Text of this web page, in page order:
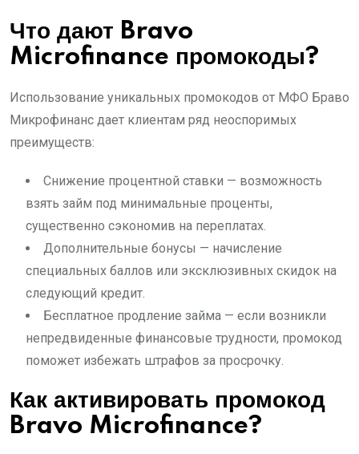
Что дают Bravo
Microfinance промокоды?
Использование уникальных промокодов от МФО Браво
Микрофинанс дает клиентам ряд неоспоримых
преимуществ:
Снижение процентной ставки — возможность
взять займ под минимальные проценты,
существенно сэкономив на переплатах.
Дополнительные бонусы — начисление
специальных баллов или эксклюзивных скидок на
следующий кредит.
Бесплатное продление займа — если возникли
непредвиденные финансовые трудности, промокод
поможет избежать штрафов за просрочку.
Как активировать промокод
Bravo Microfinance?